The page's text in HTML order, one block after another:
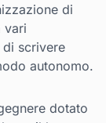
di
vari
scrivere
autonomo.
dotato